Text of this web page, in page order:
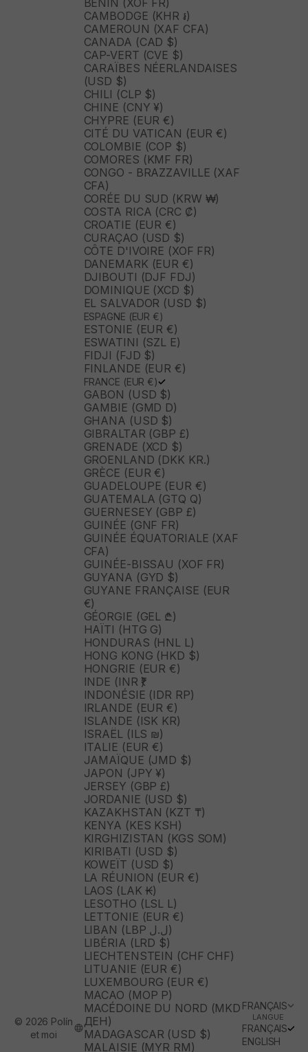
BÉNIN (XOF FR)
CAMBODGE (KHR ៛)
CAMEROUN (XAF CFA)
CANADA (CAD $)
CAP-VERT (CVE $)
CARAÏBES NÉERLANDAISES
(USD $)
CHILI (CLP $)
CHINE (CNY ¥)
CHYPRE (EUR €)
CITÉ DU VATICAN (EUR €)
COLOMBIE (COP $)
COMORES (KMF FR)
CONGO - BRAZZAVILLE (XAF
CFA)
CORÉE DU SUD (KRW ₩)
COSTA RICA (CRC ₡)
CROATIE (EUR €)
CURAÇAO (USD $)
CÔTE D'IVOIRE (XOF FR)
DANEMARK (EUR €)
DJIBOUTI (DJF FDJ)
DOMINIQUE (XCD $)
EL SALVADOR (USD $)
ESPAGNE (EUR €)
ESTONIE (EUR €)
ESWATINI (SZL E)
FIDJI (FJD $)
FINLANDE (EUR €)
FRANCE (EUR €)
GABON (USD $)
GAMBIE (GMD D)
GHANA (USD $)
GIBRALTAR (GBP £)
GRENADE (XCD $)
GROENLAND (DKK KR.)
GRÈCE (EUR €)
GUADELOUPE (EUR €)
GUATEMALA (GTQ Q)
GUERNESEY (GBP £)
GUINÉE (GNF FR)
GUINÉE ÉQUATORIALE (XAF
CFA)
GUINÉE-BISSAU (XOF FR)
GUYANA (GYD $)
GUYANE FRANÇAISE (EUR
€)
GÉORGIE (GEL ₾)
HAÏTI (HTG G)
HONDURAS (HNL L)
HONG KONG (HKD $)
HONGRIE (EUR €)
INDE (INR ₹)
INDONÉSIE (IDR RP)
IRLANDE (EUR €)
ISLANDE (ISK KR)
ISRAËL (ILS ₪)
ITALIE (EUR €)
JAMAÏQUE (JMD $)
JAPON (JPY ¥)
JERSEY (GBP £)
JORDANIE (USD $)
KAZAKHSTAN (KZT ₸)
KENYA (KES KSH)
KIRGHIZISTAN (KGS SOM)
KIRIBATI (USD $)
KOWEÏT (USD $)
LA RÉUNION (EUR €)
LAOS (LAK ₭)
LESOTHO (LSL L)
LETTONIE (EUR €)
LIBAN (LBP ل.ل)
LIBÉRIA (LRD $)
LIECHTENSTEIN (CHF CHF)
LITUANIE (EUR €)
LUXEMBOURG (EUR €)
MACAO (MOP P)
MACÉDOINE DU NORD (MKD
ДЕН)
MADAGASCAR (USD $)
MALAISIE (MYR RM)
FRANÇAIS
LANGUE
FRANÇAIS
ENGLISH
© 2026 Polín
et moi